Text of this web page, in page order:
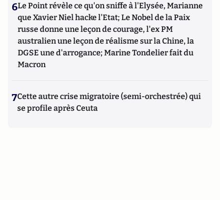
6Le Point révèle ce qu'on sniffe à l'Elysée, Marianne
que Xavier Niel hacke l'Etat; Le Nobel de la Paix
russe donne une leçon de courage, l'ex PM
australien une leçon de réalisme sur la Chine, la
DGSE une d'arrogance; Marine Tondelier fait du
Macron
7Cette autre crise migratoire (semi-orchestrée) qui
se profile après Ceuta